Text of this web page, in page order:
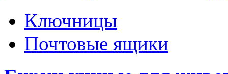
Ключницы
Почтовые ящики